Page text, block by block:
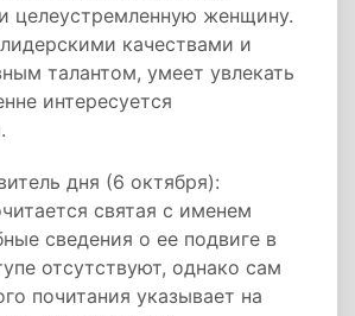
целеустремленную женщину.
качествами и
талантом, умеет увлекать
интересуется
дня (6 октября):
святая с именем
сведения о ее подвиге в
отсутствуют, однако сам
почитания указывает на